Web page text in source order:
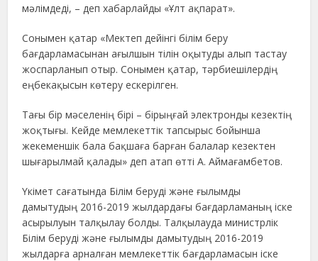
мәлімдеді, – деп хабарлайды «Ұлт ақпарат».
Сонымен қатар «Мектеп дейінгі білім беру
бағдарламасынан ағылшын тілін оқытуды алып тастау
жоспарланып отыр. Сонымен қатар, тәрбиешілердің
еңбекақысын көтеру ескерілген.
Тағы бір мәселенің бірі – бірыңғай электронды кезектің
жоқтығы. Кейде мемлекеттік тапсырыс бойынша
жекеменшік бала бақшаға барған балалар кезектен
шығарылмай қалады» деп атап өтті А. Аймағамбетов.
Үкімет сағатында Білім беруді және ғылымды
дамытудың 2016-2019 жылдардағы бағдарламаның іске
асырылуын талқылау болды. Талқылауда министрлік
Білім беруді және ғылымды дамытудың 2016-2019
жылдарға арналған мемлекеттік бағдарламасын іске